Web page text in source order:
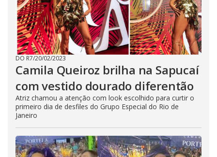
DO R7/20/02/2023
Camila Queiroz brilha na Sapucaí
com vestido dourado diferentão
Atriz chamou a atenção com look escolhido para curtir o
primeiro dia de desfiles do Grupo Especial do Rio de
Janeiro